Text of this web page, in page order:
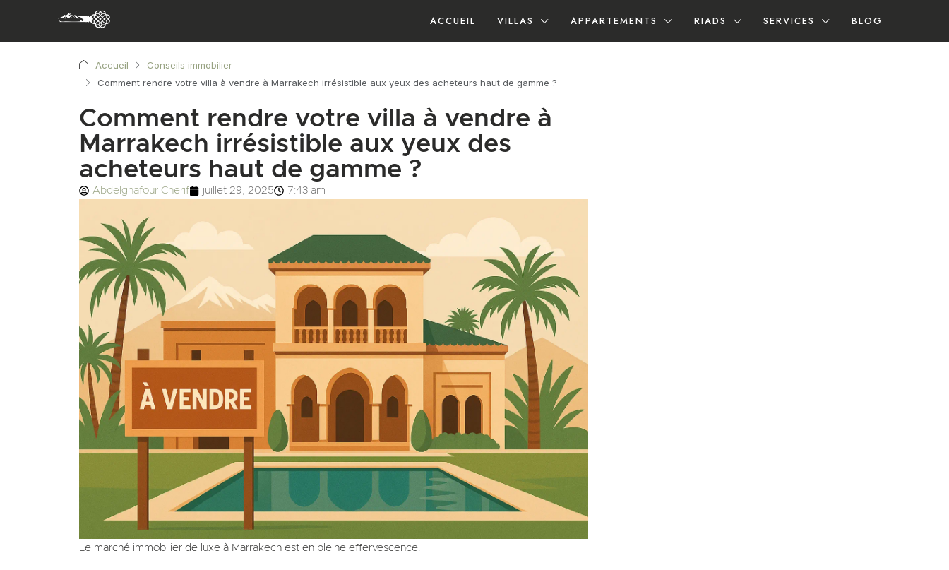
ACCUEIL VILLAS APPARTEMENTS RIADS SERVICES BLOG
Accueil
Conseils immobilier
Comment rendre votre villa à vendre à Marrakech irrésistible aux yeux des acheteurs haut de gamme ?
Comment rendre votre villa à vendre à
Marrakech irrésistible aux yeux des
acheteurs haut de gamme ?
Abdelghafour Cherif juillet 29, 2025 7:43 am
Le marché immobilier de luxe à Marrakech est en pleine effervescence.